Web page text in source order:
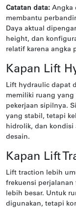
Catatan data: Angka
membantu
Daya aktual
height, dan
relatif karena angka
Kapan Lift
Lift hydraulic dapat
memiliki ruang
pekerjaan sipilnya.
yang stabil, tetapi
hidrolik, dan kondisi
desain.
Kapan Lift
Lift traction lebih
frekuensi
lebih besar. Untuk
digunakan, tetapi